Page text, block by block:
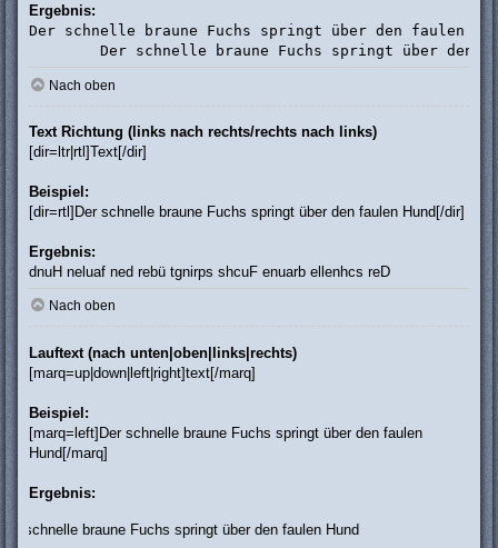
Ergebnis:
Der schnelle braune Fuchs springt über den faulen
Der schnelle braune Fuchs springt über den
Nach oben
Text Richtung (links nach rechts/rechts nach links)
[dir=ltr|rtl]Text[/dir]
Beispiel:
[dir=rtl]Der schnelle braune Fuchs springt über den faulen Hund[/dir]
Ergebnis:
Der schnelle braune Fuchs springt über den faulen Hund
Nach oben
Lauftext (nach unten|oben|links|rechts)
[marq=up|down|left|right]text[/marq]
Beispiel:
[marq=left]Der schnelle braune Fuchs springt über den faulen
Hund[/marq]
Ergebnis:
braune Fuchs springt über den faulen Hund